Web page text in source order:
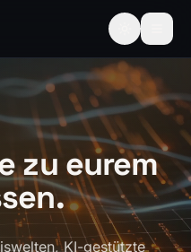
zu eurem
KI-gestützte